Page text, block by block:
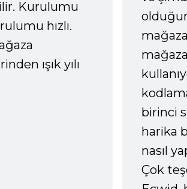
Kurulumu
hızlı.
ışık yılı
birinci
harika
nasıl
Çok